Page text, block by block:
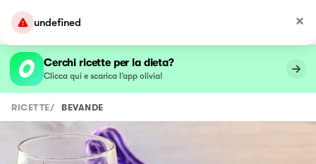
undefined
Cerchi ricette per la dieta?
Clicca qui e scarica l’app olivia!
RICETTE/ BEVANDE